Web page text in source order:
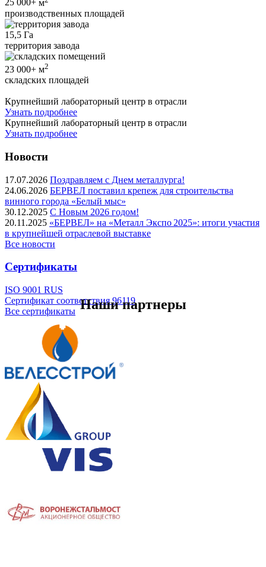
25 000+ м
производственных площадей
15,5 Га
территория завода
23 000+ м2
складских площадей
Крупнейший лабораторный центр в отрасли
Узнать подробнее
Крупнейший лабораторный центр в отрасли
Узнать подробнее
Новости
17.07.2026 Поздравляем с Днем металлурга!
24.06.2026 БЕРВЕЛ поставил крепеж для строительства
винного города «Белый мыс»
30.12.2025 С Новым 2026 годом!
20.11.2025 «БЕРВЕЛ» на «Металл Экспо 2025»: итоги участия
в крупнейшей отраслевой выставке
Все новости
Сертификаты
ISO 9001 RUS
Сертификат соответствия 96119
Все сертификаты Наши партнеры